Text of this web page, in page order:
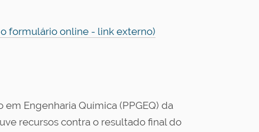
formulário online - link externo)
Engenharia Química (PPGEQ) da
recursos contra o resultado final do